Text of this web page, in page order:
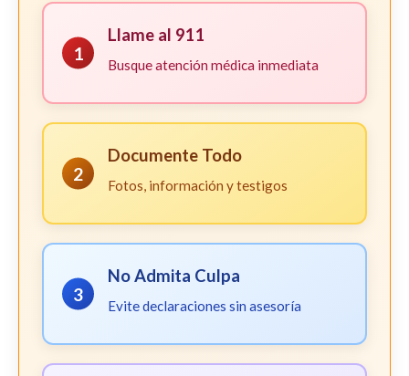
1
Llame al 911
Busque atención médica inmediata
2
Documente Todo
Fotos, información y testigos
3
No Admita Culpa
Evite declaraciones sin asesoría